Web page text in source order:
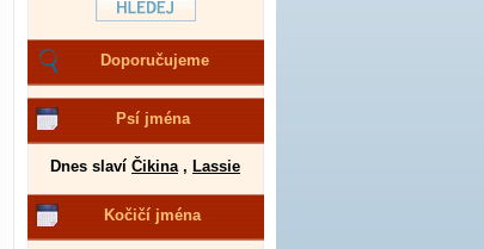
Doporučujeme
Psí jména
Dnes slaví Čikina, Lassie
Kočičí jména